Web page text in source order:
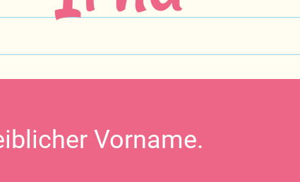
Vorname.